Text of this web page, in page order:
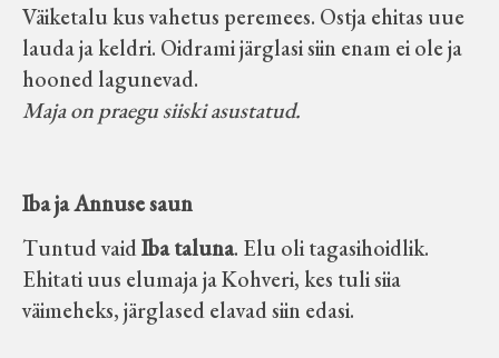
Väiketalu kus vahetus peremees. Ostja ehitas uue
lauda ja keldri. Oidrami järglasi siin enam ei ole ja
hooned lagunevad.
Maja on praegu siiski asustatud.
Iba ja Annuse saun
Tuntud vaidIba taluna. Elu oli tagasihoidlik.
Ehitati uus elumaja ja Kohveri, kes tuli siia
väimeheks, järglased elavad siin edasi.